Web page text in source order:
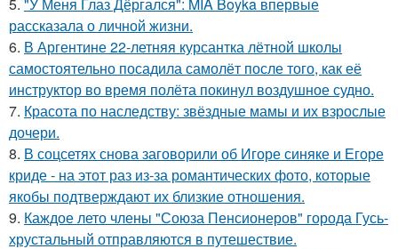
рассказала о личной жизни.
6. В Аргентине 22-летняя курсантка лётной школы
самостоятельно посадила самолёт после того, как её
инструктор во время полёта покинул воздушное судно.
7. Красота по наследству: звёздные мамы и их взрослые
дочери.
8. В соцсетях снова заговорили об Игоре синяке и Егоре
криде - на этот раз из-за романтических фото, которые
якобы подтверждают их близкие отношения.
9. Каждое лето члены "Союза Пенсионеров" города Гусь-
хрустальный отправляются в путешествие.